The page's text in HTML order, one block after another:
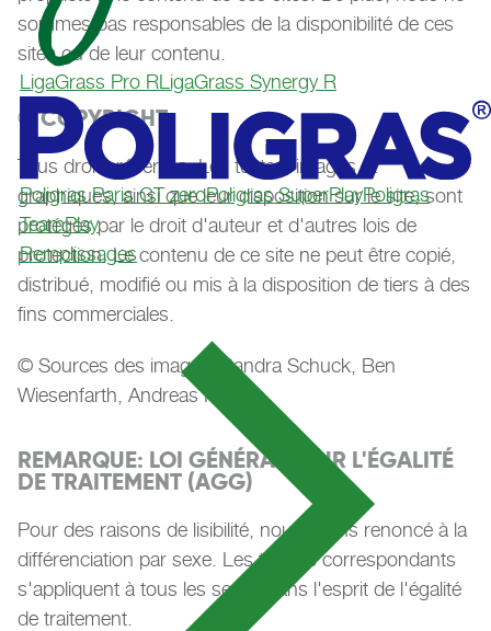
LigaGrass Pro RLigaGrass Synergy R
Poligras Paris GT zeroPoligras SuperPlayPoligras
TeamPlay
Remplissages
sommes pas responsables de la disponibilité de ces
sites ou de leur contenu.
© COPYRIGHT
Tous droits réservés. Les textes, images et
graphiques, ainsi que leur disposition sur le site, sont
protégés par le droit d'auteur et d'autres lois de
protection. Le contenu de ce site ne peut être copié,
distribué, modifié ou mis à la disposition de tiers à des
fins commerciales.
© Sources des images: Sandra Schuck, Ben
Wiesenfarth, Andreas Keller
REMARQUE: LOI GÉNÉRALE SUR L'ÉGALITÉ
DE TRAITEMENT (AGG)
Pour des raisons de lisibilité, nous avons renoncé à la
différenciation par sexe. Les termes correspondants
s'appliquent à tous les sexes dans l'esprit de l'égalité
de traitement.